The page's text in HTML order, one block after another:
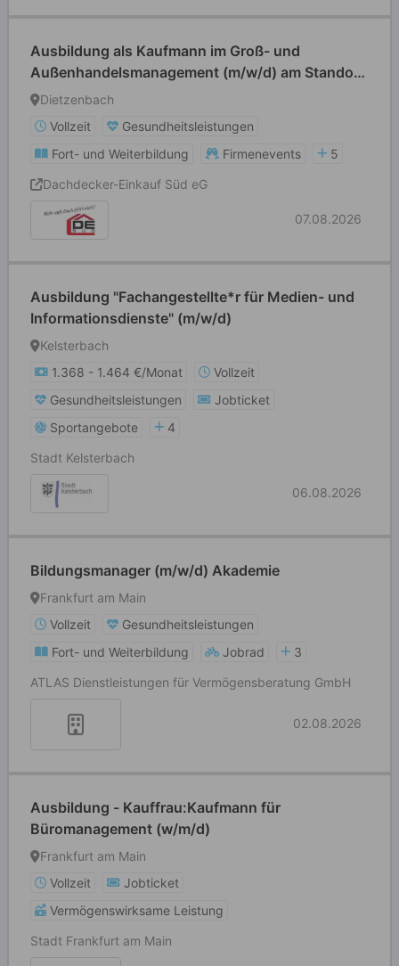
Ausbildung als Kaufmann im Groß- und
Außenhandelsmanagement (m/w/d) am Standort
Dietzenbach
Dietzenbach
Vollzeit
Gesundheitsleistungen
Fort- und Weiterbildung
Firmenevents
5
Dachdecker-Einkauf Süd eG
07.08.2026
Ausbildung "Fachangestellte*r für Medien- und
Informationsdienste" (m/w/d)
Kelsterbach
1.368 - 1.464 €/Monat
Vollzeit
Gesundheitsleistungen
Jobticket
Sportangebote
4
Stadt Kelsterbach
06.08.2026
Bildungsmanager (m/w/d) Akademie
Frankfurt am Main
Vollzeit
Gesundheitsleistungen
Fort- und Weiterbildung
Jobrad
3
ATLAS Dienstleistungen für Vermögensberatung GmbH
02.08.2026
Ausbildung - Kauffrau:Kaufmann für
Büromanagement (w/m/d)
Frankfurt am Main
Vollzeit
Jobticket
Vermögenswirksame Leistung
Stadt Frankfurt am Main